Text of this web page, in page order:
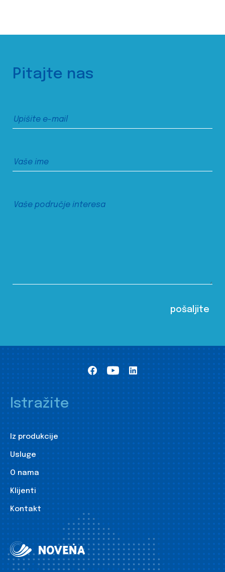
Pitajte nas
Istražite
Iz produkcije
Usluge
O nama
Klijenti
Kontakt